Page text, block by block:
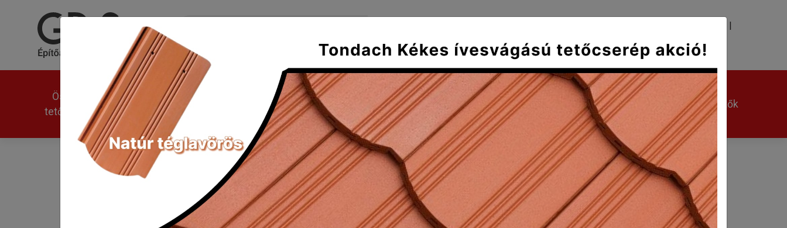
Összes
tetőcserép
Univerzális Klasszikus
Mediterran
Plus
Tradícionális Kerámia kiegészítők Egyéb kiegészítők
Tondach Pilis egyenes hornyolt hármas gerincelosztó elem 17 cm
Tondach Pilis egyenes hornyolt hármas gerincelosztó elem 17 cm